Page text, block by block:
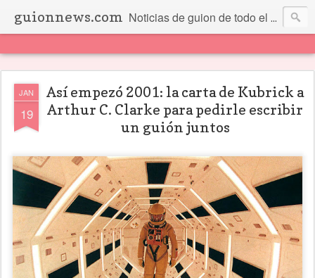
guionnews.com Noticias de guion de todo el mundo... Y más.
JAN
19
Así empezó 2001: la carta de Kubrick a
Arthur C. Clarke para pedirle escribir
un guión juntos